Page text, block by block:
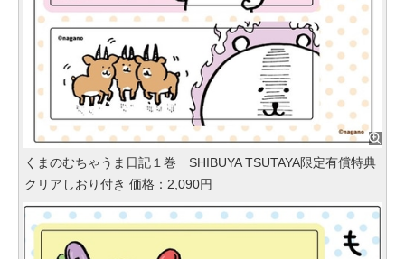
くまのむちゃうま日記１巻 SHIBUYA TSUTAYA限定有償特典
クリアしおり付き 価格：2,090円